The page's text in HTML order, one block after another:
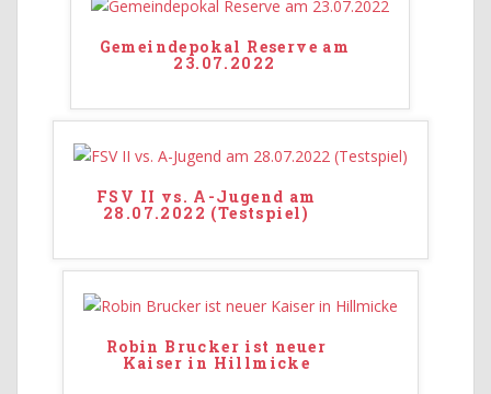
Gemeindepokal Reserve am
23.07.2022
FSV II vs. A-Jugend am
28.07.2022 (Testspiel)
Robin Brucker ist neuer
Kaiser in Hillmicke